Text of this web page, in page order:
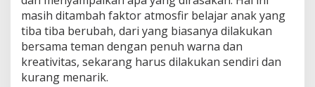
masih ditambah faktor atmosfir belajar anak yang
tiba tiba berubah, dari yang biasanya dilakukan
bersama teman dengan penuh warna dan
kreativitas, sekarang harus dilakukan sendiri dan
kurang menarik.